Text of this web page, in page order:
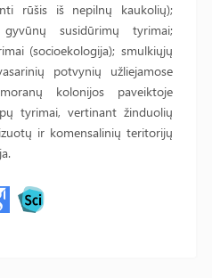
rūšis iš nepilnų kaukolių);
susidūrimų tyrimai;
(socioekologija); smulkiųjų
potvynių užliejamose
kolonijos paveiktoje
tyrimai, vertinant žinduolių
ir komensalinių teritorijų